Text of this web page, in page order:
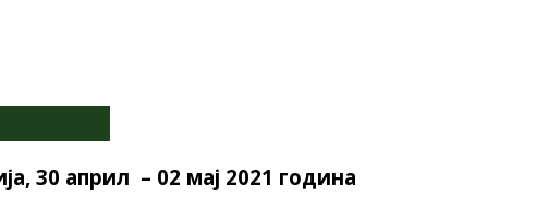
30 април – 02 мај 2021 година